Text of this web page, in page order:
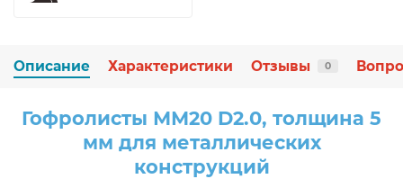
Описание Характеристики Отзывы 0
Гофролисты ММ20 D2.0, толщина 5
мм для металлических
конструкций